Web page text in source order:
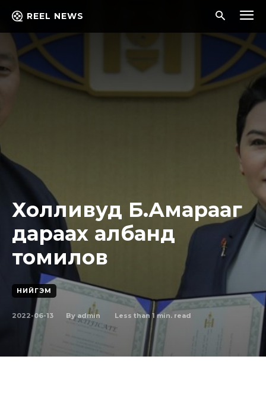
REEL NEWS
Холливуд Б.Амарааг
дараах албанд
томилов
НИЙГЭМ
2022-06-13 By admin Less than 1 min. read